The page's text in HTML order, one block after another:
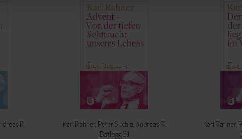
R.
Karl Rahner, Peter Suchla, Andreas R.
Batlogg SJ
Karl Rahner,